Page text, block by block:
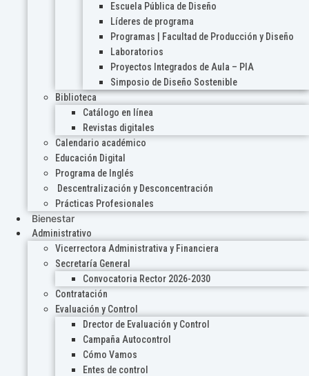
Escuela Pública de Diseño
Líderes de programa
Programas | Facultad de Producción y Diseño
Laboratorios
Proyectos Integrados de Aula – PIA
Simposio de Diseño Sostenible
Biblioteca
Catálogo en línea
Revistas digitales
Calendario académico
Educación Digital
Programa de Inglés
Descentralización y Desconcentración
Prácticas Profesionales
Bienestar
Administrativo
Vicerrectora Administrativa y Financiera
Secretaría General
Convocatoria Rector 2026-2030
Contratación
Evaluación y Control
Drector de Evaluación y Control
Campaña Autocontrol
Cómo Vamos
Entes de control